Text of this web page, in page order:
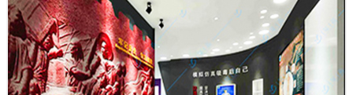
禁毒教育基地
红色党建教育基地
触控一体机
创新展项
展厅资讯
常见问题
企业简介
企业文化
加入我们
合作代理
联系我们